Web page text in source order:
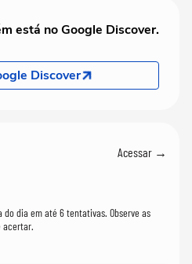
está no Google Discover.
Discover
Acessar →
do dia em até 6 tentativas. Observe as
acertar.